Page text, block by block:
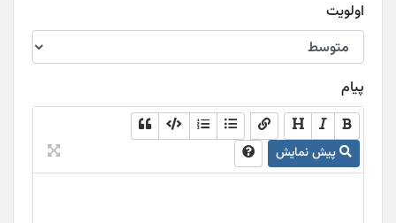
اولویت
پیام
پیش نمایش